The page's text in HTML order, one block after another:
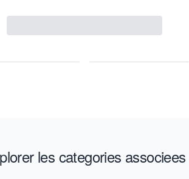
les categories associees